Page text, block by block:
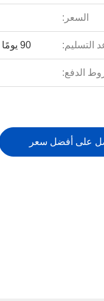
السعر:
التسليم: 90 يومًا بعد تأكيد جميع المعلومات الفنية
الدفع:
على أفضل سعر